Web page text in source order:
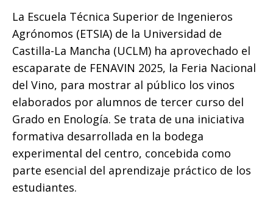
La Escuela Técnica Superior de Ingenieros
Agrónomos (ETSIA) de la Universidad de
Castilla-La Mancha (UCLM) ha aprovechado el
escaparate de FENAVIN 2025, la Feria Nacional
del Vino, para mostrar al público los vinos
elaborados por alumnos de tercer curso del
Grado en Enología. Se trata de una iniciativa
formativa desarrollada en la bodega
experimental del centro, concebida como
parte esencial del aprendizaje práctico de los
estudiantes.